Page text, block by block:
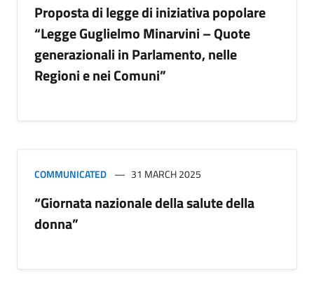
Proposta di legge di iniziativa popolare
“Legge Guglielmo Minarvini – Quote
generazionali in Parlamento, nelle
Regioni e nei Comuni”
COMMUNICATED 31 MARCH 2025
“Giornata nazionale della salute della
donna”